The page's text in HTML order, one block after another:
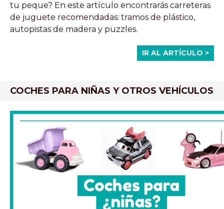
tu peque? En este artículo encontrarás carreteras
de juguete recomendadas: tramos de plástico,
autopistas de madera y puzzles.
IR AL ARTÍCULO >
COCHES PARA NIÑAS Y OTROS VEHÍCULOS